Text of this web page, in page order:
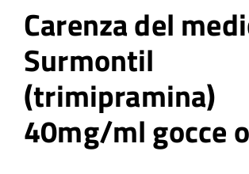
Carenza del
Surmontil
(trimipramina)
40mg/ml gocce